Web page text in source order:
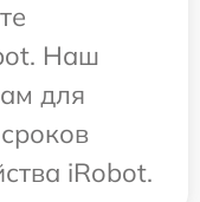
Наш
для
iRobot.